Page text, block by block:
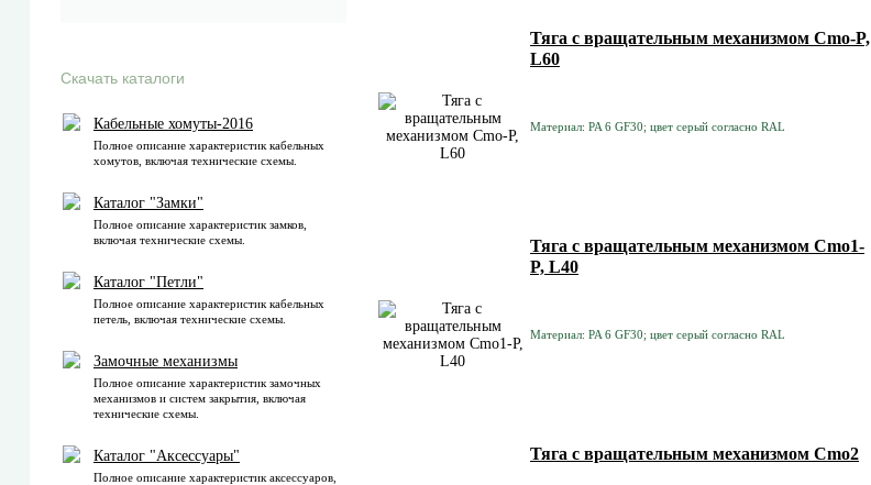
Скачать каталоги
Кабельные хомуты-2016
Полное описание характеристик кабельных
хомутов, включая технические схемы.
Каталог "Замки"
Полное описание характеристик замков,
включая технические схемы.
Каталог "Петли"
Полное описание характеристик кабельных
петель, включая технические схемы.
Замочные механизмы
Полное описание характеристик замочных
механизмов и систем закрытия, включая
технические схемы.
Каталог "Аксессуары"
Полное описание характеристик аксессуаров,
Тяга с вращательным механизмом Cmo-P,
L60
Материал: PA 6 GF30; цвет серый согласно RAL
Тяга с вращательным механизмом Cmo1-
P, L40
Материал: PA 6 GF30; цвет серый согласно RAL
Тяга с вращательным механизмом Cmo2